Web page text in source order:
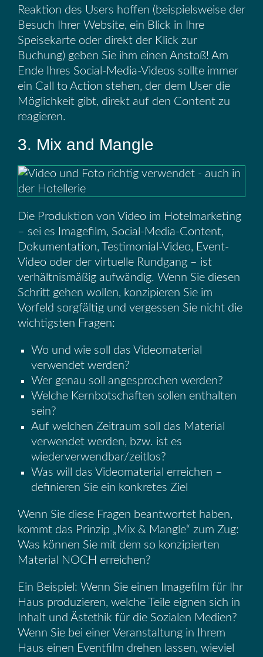
Reaktion des Users hoffen (beispielsweise der
Besuch Ihrer Website, ein Blick in Ihre
Speisekarte oder direkt der Klick zur
Buchung) geben Sie ihm einen Anstoß! Am
Ende Ihres Social-Media-Videos sollte immer
ein Call to Action stehen, der dem User die
Möglichkeit gibt, direkt auf den Content zu
reagieren.
3. Mix and Mangle
Die Produktion von Video im Hotelmarketing
– sei es Imagefilm, Social-Media-Content,
Dokumentation, Testimonial-Video, Event-
Video oder der virtuelle Rundgang – ist
verhältnismäßig aufwändig. Wenn Sie diesen
Schritt gehen wollen, konzipieren Sie im
Vorfeld sorgfältig und vergessen Sie nicht die
wichtigsten Fragen:
Wo und wie soll das Videomaterial
verwendet werden?
Wer genau soll angesprochen werden?
Welche Kernbotschaften sollen enthalten
sein?
Auf welchen Zeitraum soll das Material
verwendet werden, bzw. ist es
wiederverwendbar/zeitlos?
Was will das Videomaterial erreichen –
definieren Sie ein konkretes Ziel
Wenn Sie diese Fragen beantwortet haben,
kommt das Prinzip „Mix & Mangle“ zum Zug:
Was können Sie mit dem so konzipierten
Material NOCH erreichen?
Ein Beispiel: Wenn Sie einen Imagefilm für Ihr
Haus produzieren, welche Teile eignen sich in
Inhalt und Ästethik für die Sozialen Medien?
Wenn Sie bei einer Veranstaltung in Ihrem
Haus einen Eventfilm drehen lassen, wieviel